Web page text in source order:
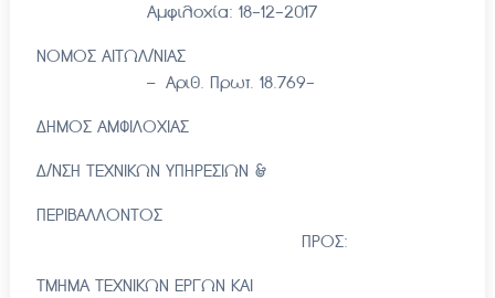
Αμφιλοχία: 18-12-2017
ΝΟΜΟΣ ΑΙΤΩΛ/ΝΙΑΣ
– Αριθ. Πρωτ. 18.769-
ΔΗΜΟΣ ΑΜΦΙΛΟΧΙΑΣ
Δ/ΝΣΗ ΤΕΧΝΙΚΩΝ ΥΠΗΡΕΣΙΩΝ &
ΠΕΡΙΒΑΛΛΟΝΤΟΣ
ΠΡΟΣ:
ΤΜΗΜΑ ΤΕΧΝΙΚΩΝ ΕΡΓΩΝ ΚΑΙ